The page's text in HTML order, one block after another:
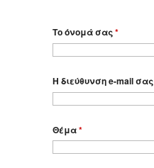
Το όνομά σας*
Η διεύθυνση e-mail σας
Θέμα*